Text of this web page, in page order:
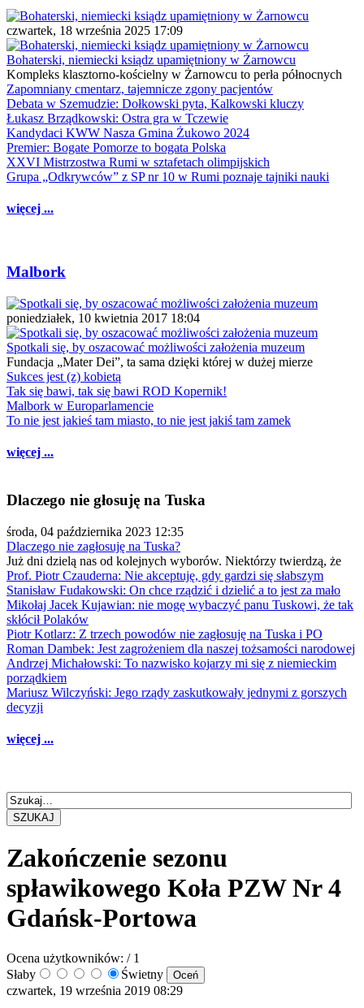
czwartek, 18 września 2025 17:09
Bohaterski, niemiecki ksiądz upamiętniony w Żarnowcu
Kompleks klasztorno-kościelny w Żarnowcu to perła północnych
Zapomniany cmentarz, tajemnicze zgony pacjentów
Debata w Szemudzie: Dołkowski pyta, Kalkowski kluczy
Łukasz Brządkowski: Ostra gra w Tczewie
Kandydaci KWW Nasza Gmina Żukowo 2024
Premier: Bogate Pomorze to bogata Polska
XXVI Mistrzostwa Rumi w sztafetach olimpijskich
Grupa „Odkrywców” z SP nr 10 w Rumi poznaje tajniki nauki
więcej ...
Malbork
poniedziałek, 10 kwietnia 2017 18:04
Spotkali się, by oszacować możliwości założenia muzeum
Fundacja „Mater Dei”, ta sama dzięki której w dużej mierze
Sukces jest (z) kobietą
Tak się bawi, tak się bawi ROD Kopernik!
Malbork w Europarlamencie
To nie jest jakieś tam miasto, to nie jest jakiś tam zamek
więcej ...
Dlaczego nie głosuję na Tuska
środa, 04 października 2023 12:35
Dlaczego nie zagłosuję na Tuska?
Już dni dzielą nas od kolejnych wyborów. Niektórzy twierdzą, że
Prof. Piotr Czauderna: Nie akceptuję, gdy gardzi się słabszym
Stanisław Fudakowski: On chce rządzić i dzielić a to jest za mało
Mikołaj Jacek Kujawian: nie mogę wybaczyć panu Tuskowi, że tak
skłócił Polaków
Piotr Kotlarz: Z trzech powodów nie zagłosuję na Tuska i PO
Roman Dambek: Jest zagrożeniem dla naszej tożsamości narodowej
Andrzej Michałowski: To nazwisko kojarzy mi się z niemieckim
porządkiem
Mariusz Wilczyński: Jego rządy zaskutkowały jednymi z gorszych
decyzji
więcej ...
SZUKAJ
Zakończenie sezonu
spławikowego Koła PZW Nr 4
Gdańsk-Portowa
Ocena użytkowników: / 1
Słaby
Świetny
czwartek, 19 września 2019 08:29